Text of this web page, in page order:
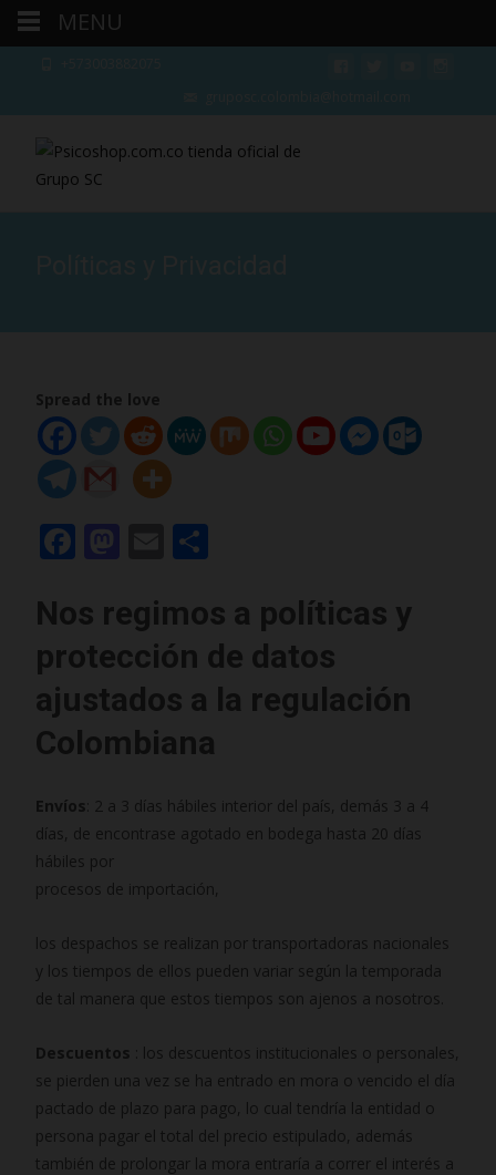
Spread the love
e
b
o
o
k
to
d
o
n
E
ai
l
m
p
ar
ti
r
Nos regimos a políticas y
protección de datos
ajustados a la regulación
Colombiana
Envíos : 2 a 3 días hábiles interior del país, demás 3 a 4
días, de encontrase agotado en bodega hasta 20 días
hábiles por
procesos de importación,
los despachos se realizan por transportadoras nacionales
y los tiempos de ellos pueden variar según la temporada
de tal manera que estos tiempos son ajenos a nosotros.
Descuentos : los descuentos institucionales o personales,
se pierden una vez se ha entrado en mora o vencido el día
pactado de plazo para pago, lo cual tendría la entidad o
persona pagar el total del precio estipulado, además
también de prolongar la mora entraría a correr el interés a
MENU